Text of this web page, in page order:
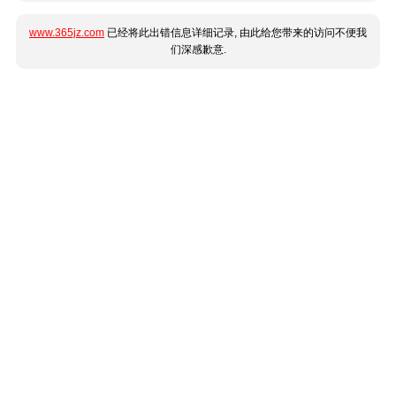
www.365jz.com 已经将此出错信息详细记录, 由此给您带来的访问不便我
们深感歉意.